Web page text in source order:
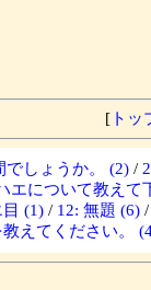
[トッ
でしょうか。 (2) /
エについて教えて
(1) / 12: 無題 (6) /
教えてください。